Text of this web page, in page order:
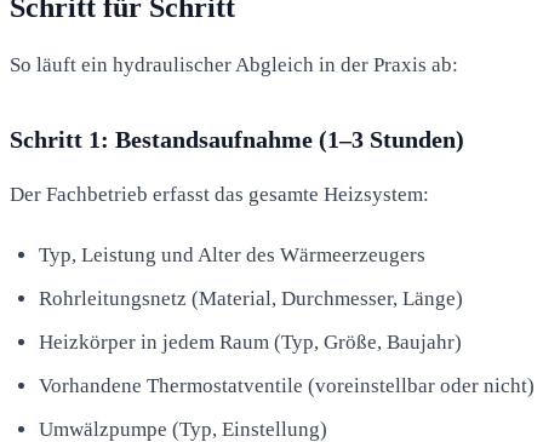
Schritt für Schritt
So läuft ein hydraulischer Abgleich in der Praxis ab:
Schritt 1: Bestandsaufnahme (1–3 Stunden)
Der Fachbetrieb erfasst das gesamte Heizsystem:
Typ, Leistung und Alter des Wärmeerzeugers
Rohrleitungsnetz (Material, Durchmesser, Länge)
Heizkörper in jedem Raum (Typ, Größe, Baujahr)
Vorhandene Thermostatventile (voreinstellbar oder nicht)
Umwälzpumpe (Typ, Einstellung)